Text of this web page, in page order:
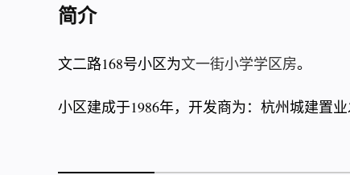
简介
文二路168号小区为文一街小学学区房。
小区建成于1986年，开发商为：杭州城建置